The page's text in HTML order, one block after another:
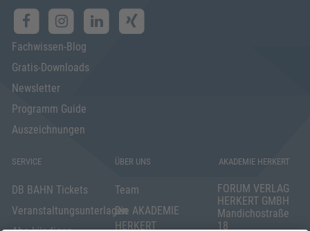
Fachwissen-Blog
Gratis-Downloads
Newsletter
Programm Guide
Auszeichnungen
SERVICE
DB BAHN Tickets
Veranstaltungsunterlagen
ÜBER UNS
Team
Die AKADEMIE
HERKERT
AKADEMIE HERKERT
FORUM VERLAG
HERKERT GMBH
Mandichostraße
18